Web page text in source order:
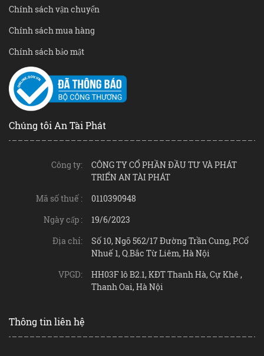
Chính sách vận chuyển
Chính sách mua hàng
Chính sách bảo mật
Chúng tôi An Tài Phát
Công ty:
CÔNG TY CỔ PHẦN ĐẦU TƯ VÀ PHÁT
TRIỂN AN TÀI PHÁT
Mã số thuế :
0110390948
Ngày cấp :
19/6/2023
Địa chỉ:
Số 10, Ngõ 562/17 Đường Trần Cung, P.Cổ
Nhuế 1, Q.Bắc Từ Liêm, Hà Nội
VPGD:
HH03F lô B2.1, KĐT Thanh Hà, Cự Khê ,
Thanh Oai, Hà Nội
Thông tin liên hệ